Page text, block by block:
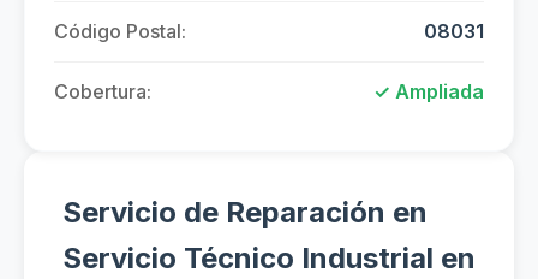
Código Postal: 08031
Cobertura: ✓ Ampliada
Servicio de Reparación en
Servicio Técnico Industrial en